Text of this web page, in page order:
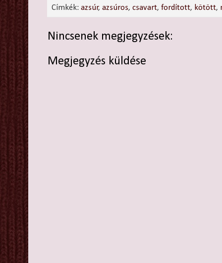
Címkék:azsúr,azsúros,csavart,fordított, kötött,
Nincsenek megjegyzések:
Megjegyzés küldése